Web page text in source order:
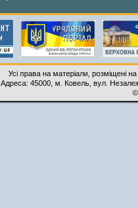
Усі права на матеріали, розміщені
Адреса: 45000, м. Ковель, вул.